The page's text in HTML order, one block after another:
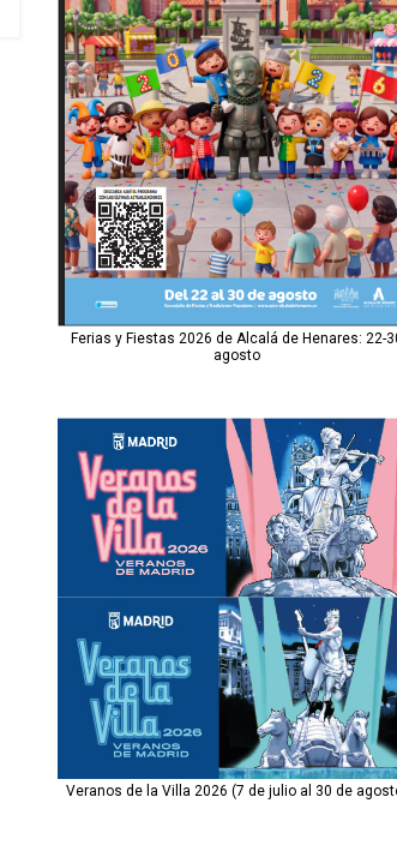
Ferias y Fiestas 2026 de Alcalá de Henares: 22-
agosto
Veranos de la Villa 2026 (7 de julio al 30 de